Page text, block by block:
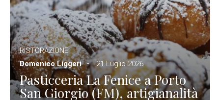
RISTORAZIONE
Domenico Liggeri
21 Luglio 2026
Pasticceria La Fenice a Porto
San Giorgio (FM), artigianalità